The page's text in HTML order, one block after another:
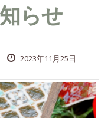
らせ
2023年11月25日